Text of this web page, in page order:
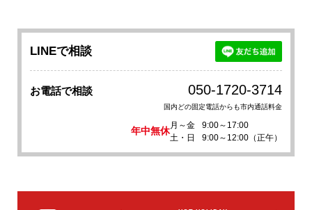
LINEで相談
お電話で相談 050-1720-3714
国内どの固定電話からも市内通話料金
年中無休
月～金
9:00～17:00
土・日
9:00～12:00（正午）